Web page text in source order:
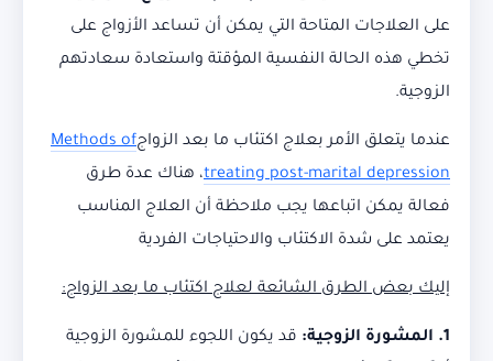
على العلاجات المتاحة التي يمكن أن تساعد الأزواج على
تخطي هذه الحالة النفسية المؤقتة واستعادة سعادتهم
الزوجية.
عندما يتعلق الأمر بعلاج اكتئاب ما بعد الزواجMethods of
treating post-marital depression، هناك عدة طرق
فعالة يمكن اتباعها يجب ملاحظة أن العلاج المناسب
يعتمد على شدة الاكتئاب والاحتياجات الفردية
إليك بعض الطرق الشائعة لعلاج اكتئاب ما بعد الزواج:
1. المشورة الزوجية:
قد يكون اللجوء للمشورة الزوجية